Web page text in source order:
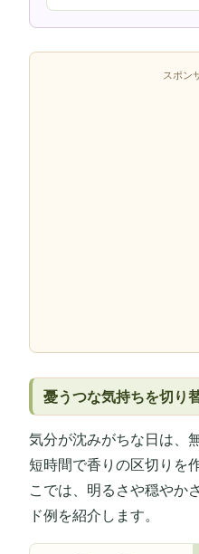
スポン
憂うつな気持ちを切り
気分が沈みがちな日は、
短時間で香りの区切りを
こでは、明るさや穏やか
ド例を紹介します。